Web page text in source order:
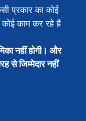
प्रकार का कोई
काम कर रहे है
नहीं होगी। और
से जिम्मेदार नहीं